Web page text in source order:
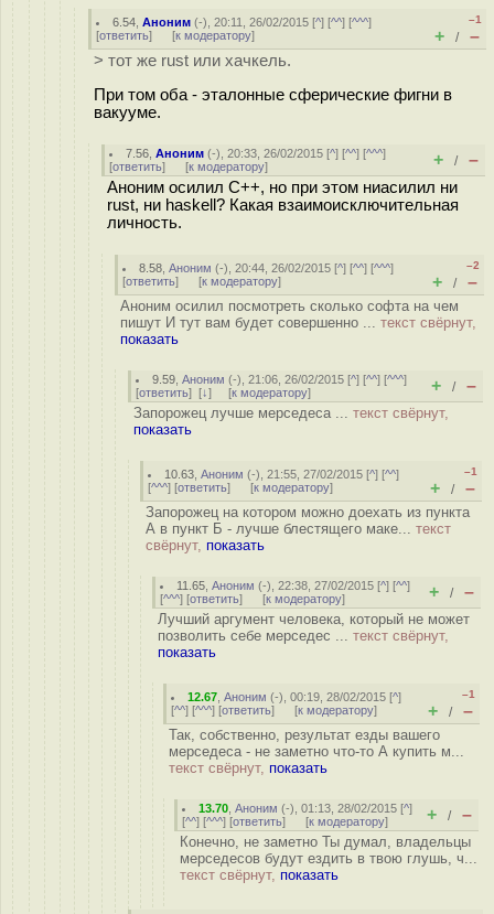
6.54 ,Аноним (-), 20:11, 26/02/2015 [^] [^^] [^^^]
[ответить] [к модератору]
–1
+ / –
> тот же rust или хачкель.
При том оба - эталонные сферические фигни в
вакууме.
7.56 ,Аноним (-), 20:33, 26/02/2015 [^] [^^] [^^^]
[ответить] [к модератору] + / –
Аноним осилил С++, но при этом ниасилил ни
rust, ни haskell? Какая взаимоисключительная
личность.
8.58 ,Аноним (-), 20:44, 26/02/2015 [^] [^^] [^^^]
[ответить] [к модератору]
–2
+ / –
Аноним осилил посмотреть сколько софта на чем
пишут И тут вам будет совершенно ... текст свёрнут,
показать
9.59 ,Аноним (-), 21:06, 26/02/2015 [^] [^^] [^^^]
[ответить] [↓] [к модератору] + / –
Запорожец лучше мерседеса ... текст свёрнут,
показать
10.63 ,Аноним (-), 21:55, 27/02/2015 [^] [^^]
[^^^] [ответить] [к модератору]
–1
+ / –
Запорожец на котором можно доехать из пункта
А в пункт Б - лучше блестящего маке... текст
свёрнут, показать
11.65 ,Аноним (-), 22:38, 27/02/2015 [^] [^^]
[^^^] [ответить] [к модератору] + / –
Лучший аргумент человека, который не может
позволить себе мерседес ... текст свёрнут,
показать
12.67 ,Аноним (-), 00:19, 28/02/2015 [^]
[^^] [^^^] [ответить] [к модератору]
–1
+ / –
Так, собственно, результат езды вашего
мерседеса - не заметно что-то А купить м...
текст свёрнут, показать
13.70 ,Аноним (-), 01:13, 28/02/2015 [^]
[^^] [^^^] [ответить] [к модератору] + / –
Конечно, не заметно Ты думал, владельцы
мерседесов будут ездить в твою глушь, ч...
текст свёрнут, показать